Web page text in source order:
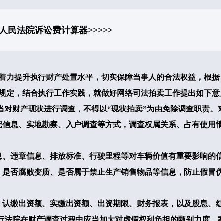
民法院诉讼费计算器>>>>>
升执行财产处置水平，切实保障当事人的合法权益，根据
定，结合执行工作实践，就做好网络司法拍卖工作提出如下
对财产现状进行调查，不得以“现状拍卖”为由免除调查职责
息、实地勘察、入户调查等方式，调查权属关系、占有使用
违章信息、排放标准、行驶里程等对车辆价值有重要影响的
否腐败变质、是否属于禁止生产销售物品等信息，防止假冒
缴出资额、实缴出资额、出资期限、财务报表，以及股息、
法院在财产调查过程中应当加大对虚假权利负担的甄别力度